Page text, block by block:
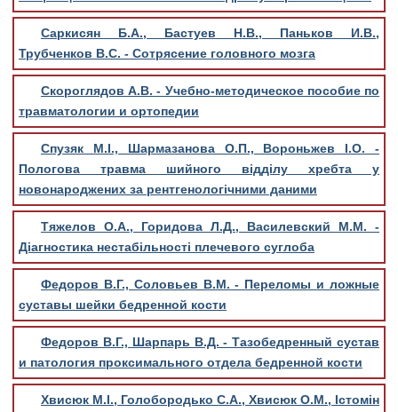
Саркисян Б.А., Бастуев Н.В., Паньков И.В.,
Трубченков В.С. - Сотрясение головного мозга
Скороглядов А.В. - Учебно-методическое пособие по
травматологии и ортопедии
Спузяк М.І., Шармазанова О.П., Вороньжев І.О. -
Пологова травма шийного відділу хребта у
новонароджених за рентгенологічними даними
Тяжелов О.А., Горидова Л.Д., Василевский М.М. -
Діагностика нестабільності плечевого суглоба
Федоров В.Г., Соловьев В.М. - Переломы и ложные
суставы шейки бедренной кости
Федоров В.Г., Шарпарь В.Д. - Тазобедренный сустав
и патология проксимального отдела бедренной кости
Хвисюк М.І., Голобородько С.А., Хвисюк О.М., Істомін